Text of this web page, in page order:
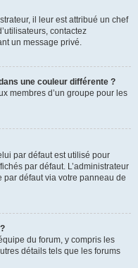
il leur est attribué un chef
contactez
un message privé.
une couleur différente ?
membres d’un groupe pour les
par défaut est utilisé pour
par défaut. L’administrateur
défaut via votre panneau de
du forum, y compris les
détails tels que les forums